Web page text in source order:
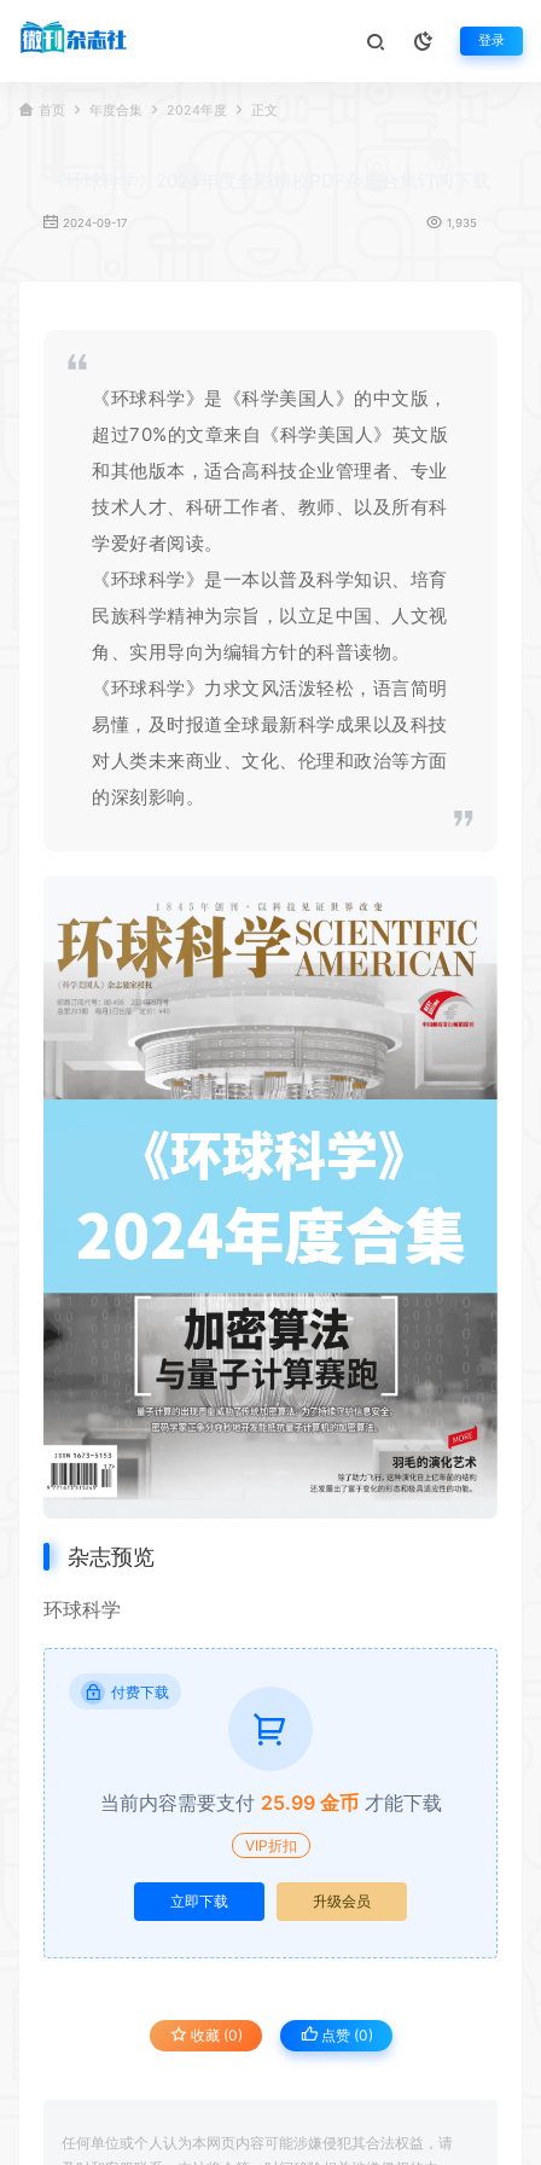
登录
首页 年度合集 2024年度 正文
2024-09-17 1,935
《环球科学》是《科学美国人》的中文版，
超过70%的文章来自《科学美国人》英文版
和其他版本，适合高科技企业管理者、专业
技术人才、科研工作者、教师、以及所有科
学爱好者阅读。
《环球科学》是一本以普及科学知识、培育
民族科学精神为宗旨，以立足中国、人文视
角、实用导向为编辑方针的科普读物。
《环球科学》力求文风活泼轻松，语言简明
易懂，及时报道全球最新科学成果以及科技
对人类未来商业、文化、伦理和政治等方面
的深刻影响。
杂志预览
环球科学
付费下载
当前内容需要支付 25.99 金币 才能下载
VIP折扣
立即下载 升级会员
收藏 (0) 点赞 (0)
任何单位或个人认为本网页内容可能涉嫌侵犯其合法权益，请